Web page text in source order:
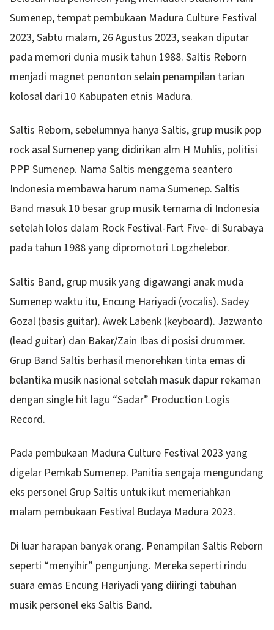
Sumenep, tempat pembukaan Madura Culture Festival
2023, Sabtu malam, 26 Agustus 2023, seakan diputar
pada memori dunia musik tahun 1988. Saltis Reborn
menjadi magnet penonton selain penampilan tarian
kolosal dari 10 Kabupaten etnis Madura.
Saltis Reborn, sebelumnya hanya Saltis, grup musik pop
rock asal Sumenep yang didirikan alm H Muhlis, politisi
PPP Sumenep. Nama Saltis menggema seantero
Indonesia membawa harum nama Sumenep. Saltis
Band masuk 10 besar grup musik ternama di Indonesia
setelah lolos dalam Rock Festival-Fart Five- di Surabaya
pada tahun 1988 yang dipromotori Logzhelebor.
Saltis Band, grup musik yang digawangi anak muda
Sumenep waktu itu, Encung Hariyadi (vocalis). Sadey
Gozal (basis guitar). Awek Labenk (keyboard). Jazwanto
(lead guitar) dan Bakar/Zain Ibas di posisi drummer.
Grup Band Saltis berhasil menorehkan tinta emas di
belantika musik nasional setelah masuk dapur rekaman
dengan single hit lagu “Sadar” Production Logis
Record.
Pada pembukaan Madura Culture Festival 2023 yang
digelar Pemkab Sumenep. Panitia sengaja mengundang
eks personel Grup Saltis untuk ikut memeriahkan
malam pembukaan Festival Budaya Madura 2023.
Di luar harapan banyak orang. Penampilan Saltis Reborn
seperti “menyihir” pengunjung. Mereka seperti rindu
suara emas Encung Hariyadi yang diiringi tabuhan
musik personel eks Saltis Band.